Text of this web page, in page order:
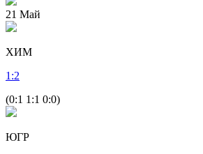
21 Май
ХИМ
1 :2
(0:1 1:1 0:0)
ЮГР